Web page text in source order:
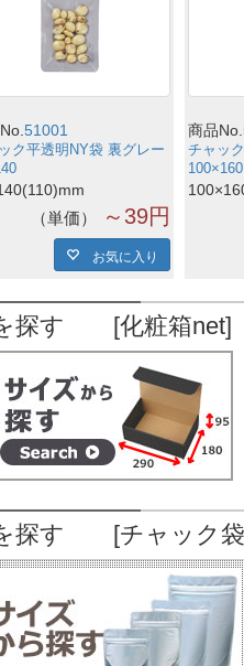
51001
ク平透明NY袋 裏グレー
単価 ～39円
お気に入り
商品No.
チャッ
100×160
探す [化粧箱net]
探す [チャック袋